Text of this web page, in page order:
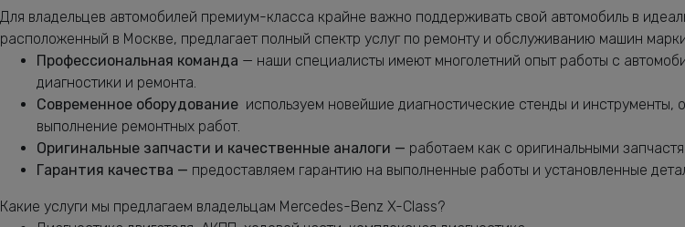
Замена масла в АКПП Мерседес-Бенц X-Class
Замена масла в двигателе Мерседес-Бенц X-Class
Замена масла в раздатке Мерседес-Бенц X-Class
Замена масляного насоса Мерседес-Бенц X-Class
Замена масляного фильтра Мерседес-Бенц X-Class
Для владельцев автомобилей премиум-класса крайне важно поддерживать свой автомобиль в
расположенный в Москве, предлагает полный спектр услуг по ремонту и обслуживанию машин
Профессиональная команда — наши специалисты имеют многолетний опыт работы с
диагностики и ремонта.
Современное оборудование используем новейшие диагностические стенды и
выполнение ремонтных работ.
Оригинальные запчасти и качественные аналоги — работаем как с оригинальными
Гарантия качества — предоставляем гарантию на выполненные работы и установленные
Какие услуги мы предлагаем владельцам Mercedes-Benz X-Class?